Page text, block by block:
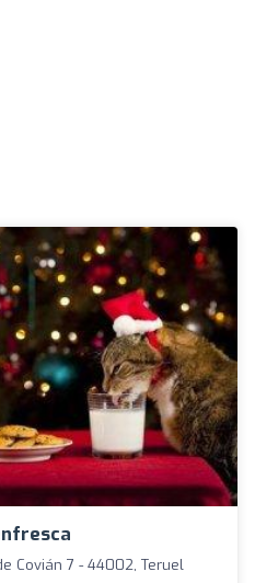
Covián 7 - 44002, Teruel